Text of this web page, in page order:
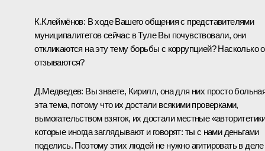
К.Клеймёнов: В ходе Вашего общения с представителями
муниципалитетов сейчас в Туле Вы почувствовали, они
откликаются на эту тему борьбы с коррупцией? Насколько
отзываются?
Д.Медведев: Вы знаете, Кирилл, она для них просто
эта тема, потому что их достали всякими проверками,
вымогательством взяток, их достали местные
которые иногда заглядывают и говорят: ты с нами деньгами
поделись. Поэтому этих людей не нужно агитировать в деле